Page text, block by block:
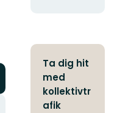
Ta dig hit
med
kollektivtr
afik